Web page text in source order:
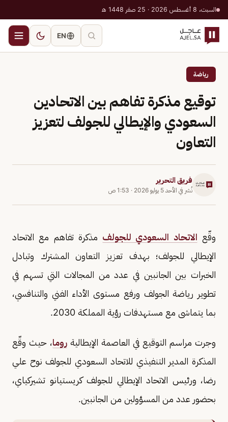
السبت، 8 أغسطس 2026 · 25 صفر 1448 هـ
EN
رياضة
توقيع مذكرة تفاهم بين الاتحادين
السعودي والإيطالي للجولف لتعزيز
التعاون
فريق التحرير
نُشر في الأحد 5 يوليو 2026 · 1:53 ص
وقّع الاتحاد السعودي للجولف مذكرة تفاهم مع الاتحاد
الإيطالي للجولف؛ بهدف تعزيز التعاون المشترك وتبادل
الخبرات بين الجانبين في عدد من المجالات التي تسهم في
تطوير رياضة الجولف ورفع مستوى الأداء الفني والتنافسي،
بما يتماشى مع مستهدفات رؤية المملكة 2030.
وجرت مراسم التوقيع في العاصمة الإيطالية روما، حيث وقّع
المذكرة المدير التنفيذي للاتحاد السعودي للجولف نوح علي
رضا، ورئيس الاتحاد الإيطالي للجولف كريستيانو تشيركياي،
بحضور عدد من المسؤولين من الجانبين.